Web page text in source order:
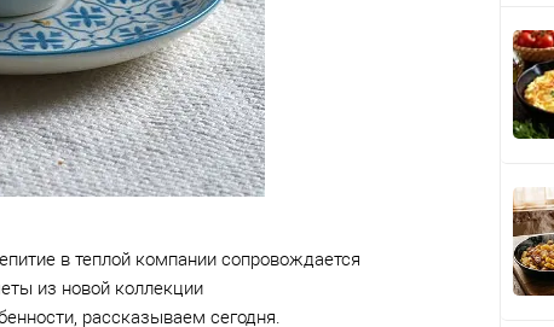
в теплой компании сопровождается
из новой коллекции
рассказываем сегодня.